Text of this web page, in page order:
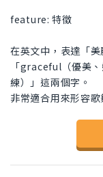
feature: 特徵
在英文中，表達「
「graceful（優美
練）」這兩個字。
非常適合用來形容